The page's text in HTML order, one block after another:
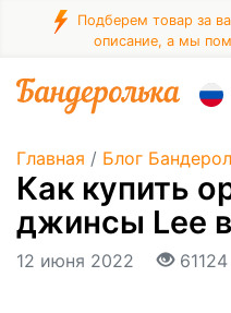
Подберем товар за
описание, а мы
Главная / Блог
Как купить
джинсы Lee
12 июня 2022 61124